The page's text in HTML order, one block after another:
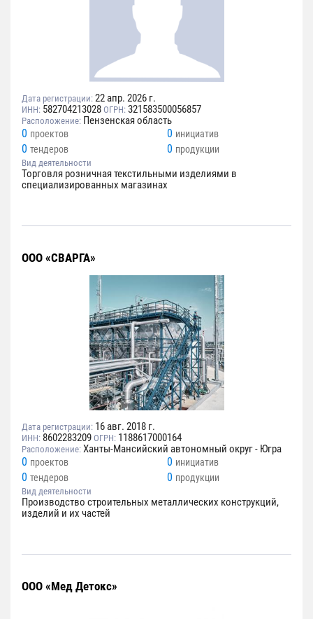
Дата регистрации: 22 апр. 2026 г.
ИНН: 582704213028 ОГРН: 321583500056857
Расположение: Пензенская область
0 проектов 0 инициатив
0 тендеров 0 продукции
Вид деятельности
Торговля розничная текстильными изделиями в
специализированных магазинах
ООО «СВАРГА»
Дата регистрации: 16 авг. 2018 г.
ИНН: 8602283209 ОГРН: 1188617000164
Расположение: Ханты-Мансийский автономный округ - Югра
0 проектов 0 инициатив
0 тендеров 0 продукции
Вид деятельности
Производство строительных металлических конструкций,
изделий и их частей
ООО «Мед Детокс»